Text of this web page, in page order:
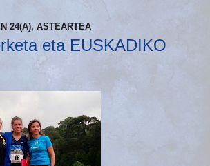
24(A), ASTEARTEA
eta EUSKADIKO